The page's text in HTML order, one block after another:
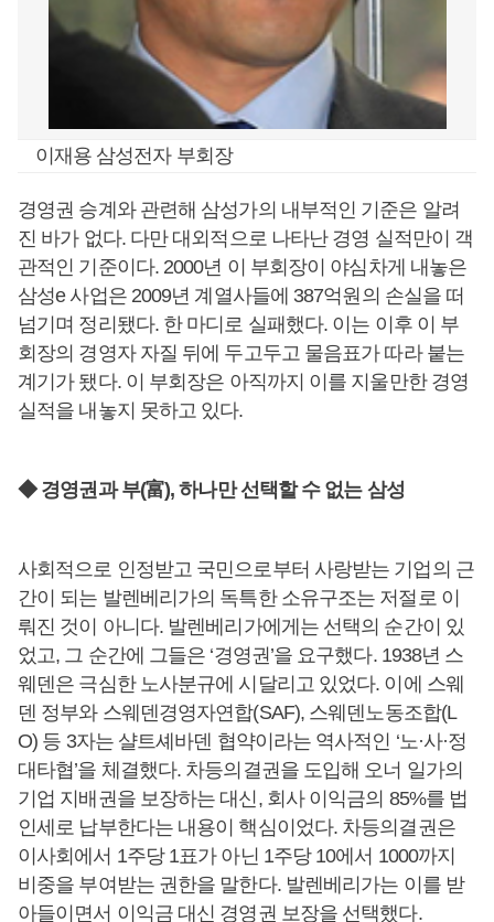
이재용 삼성전자 부회장
경영권 승계와 관련해 삼성가의 내부적인 기준은 알려
진 바가 없다. 다만 대외적으로 나타난 경영 실적만이 객
관적인 기준이다. 2000년 이 부회장이 야심차게 내놓은
삼성e 사업은 2009년 계열사들에 387억원의 손실을 떠
넘기며 정리됐다. 한 마디로 실패했다. 이는 이후 이 부
회장의 경영자 자질 뒤에 두고두고 물음표가 따라 붙는
계기가 됐다. 이 부회장은 아직까지 이를 지울만한 경영
실적을 내놓지 못하고 있다.
◆ 경영권과 부(富), 하나만 선택할 수 없는 삼성
사회적으로 인정받고 국민으로부터 사랑받는 기업의 근
간이 되는 발렌베리가의 독특한 소유구조는 저절로 이
뤄진 것이 아니다. 발렌베리가에게는 선택의 순간이 있
었고, 그 순간에 그들은 ‘경영권’을 요구했다. 1938년 스
웨덴은 극심한 노사분규에 시달리고 있었다. 이에 스웨
덴 정부와 스웨덴경영자연합(SAF), 스웨덴노동조합(L
O) 등 3자는 샬트셰바덴 협약이라는 역사적인 ‘노·사·정
대타협’을 체결했다. 차등의결권을 도입해 오너 일가의
기업 지배권을 보장하는 대신, 회사 이익금의 85%를 법
인세로 납부한다는 내용이 핵심이었다. 차등의결권은
이사회에서 1주당 1표가 아닌 1주당 10에서 1000까지
비중을 부여받는 권한을 말한다. 발렌베리가는 이를 받
아들이면서 이익금 대신 경영권 보장을 선택했다.